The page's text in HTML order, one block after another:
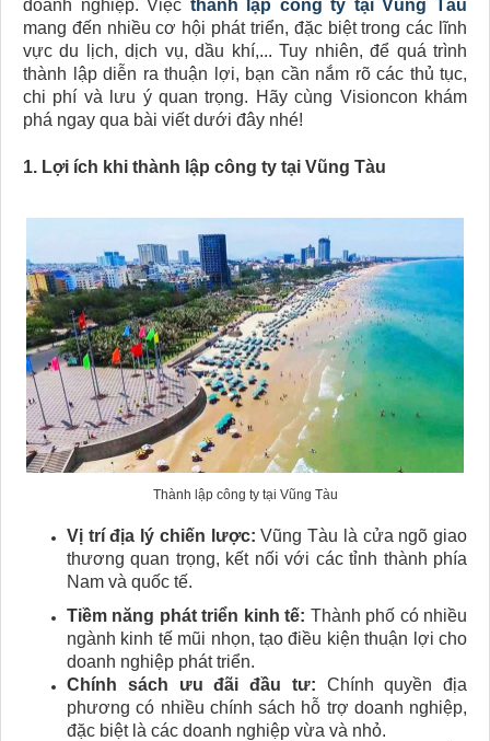
doanh nghiệp. Việc thành lập công ty tại Vũng Tàu
mang đến nhiều cơ hội phát triển, đặc biệt trong các lĩnh
vực du lịch, dịch vụ, dầu khí,... Tuy nhiên, để quá trình
thành lập diễn ra thuận lợi, bạn cần nắm rõ các thủ tục,
chi phí và lưu ý quan trọng. Hãy cùng Visioncon khám
phá ngay qua bài viết dưới đây nhé!
1. Lợi ích khi thành lập công ty tại Vũng Tàu
Thành lập công ty tại Vũng Tàu
Vị trí địa lý chiến lược:Vũng Tàu là cửa ngõ giao
thương quan trọng, kết nối với các tỉnh thành phía
Nam và quốc tế.
Tiềm năng phát triển kinh tế: Thành phố có nhiều
ngành kinh tế mũi nhọn, tạo điều kiện thuận lợi cho
doanh nghiệp phát triển.
Chính sách ưu đãi đầu tư: Chính quyền địa
phương có nhiều chính sách hỗ trợ doanh nghiệp,
đặc biệt là các doanh nghiệp vừa và nhỏ.